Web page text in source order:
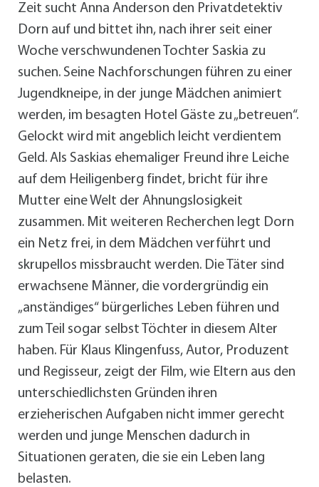
Zeit sucht Anna Anderson den Privatdetektiv
Dorn auf und bittet ihn, nach ihrer seit einer
Woche verschwundenen Tochter Saskia zu
suchen. Seine Nachforschungen führen zu einer
Jugendkneipe, in der junge Mädchen animiert
werden, im besagten Hotel Gäste zu „betreuen“.
Gelockt wird mit angeblich leicht verdientem
Geld. Als Saskias ehemaliger Freund ihre Leiche
auf dem Heiligenberg findet, bricht für ihre
Mutter eine Welt der Ahnungslosigkeit
zusammen. Mit weiteren Recherchen legt Dorn
ein Netz frei, in dem Mädchen verführt und
skrupellos missbraucht werden. Die Täter sind
erwachsene Männer, die vordergründig ein
„anständiges“ bürgerliches Leben führen und
zum Teil sogar selbst Töchter in diesem Alter
haben. Für Klaus Klingenfuss, Autor, Produzent
und Regisseur, zeigt der Film, wie Eltern aus den
unterschiedlichsten Gründen ihren
erzieherischen Aufgaben nicht immer gerecht
werden und junge Menschen dadurch in
Situationen geraten, die sie ein Leben lang
belasten.